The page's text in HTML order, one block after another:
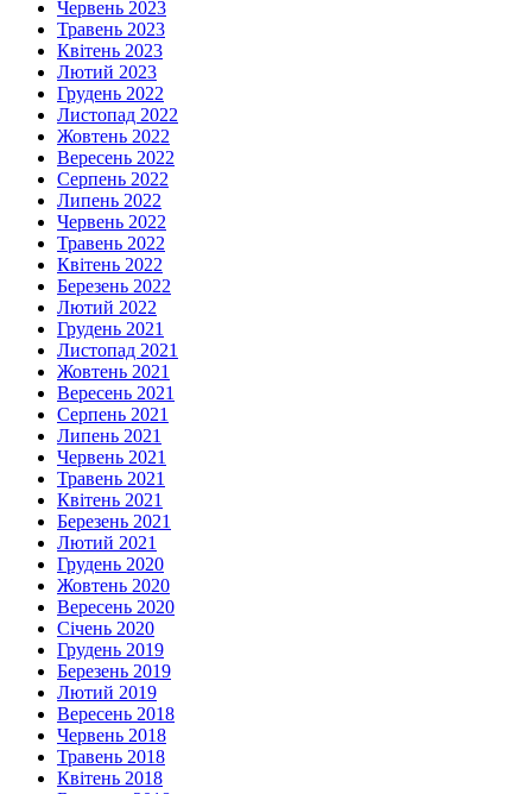
Червень 2023
Травень 2023
Квітень 2023
Лютий 2023
Грудень 2022
Листопад 2022
Жовтень 2022
Вересень 2022
Серпень 2022
Липень 2022
Червень 2022
Травень 2022
Квітень 2022
Березень 2022
Лютий 2022
Грудень 2021
Листопад 2021
Жовтень 2021
Вересень 2021
Серпень 2021
Липень 2021
Червень 2021
Травень 2021
Квітень 2021
Березень 2021
Лютий 2021
Грудень 2020
Жовтень 2020
Вересень 2020
Січень 2020
Грудень 2019
Березень 2019
Лютий 2019
Вересень 2018
Червень 2018
Травень 2018
Квітень 2018